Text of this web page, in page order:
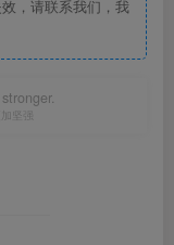
，请联系我们，我
坚强